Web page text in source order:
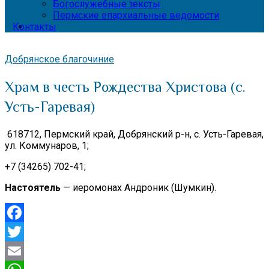
Богослужебные тексты
Пермские епархиальные ведомости
Контакты
Добрянское благочиние
Храм в честь Рождества Христова (с.
Усть-Гаревая)
618712, Пермский край, Добрянский р-н, с. Усть-Гаревая,
ул. Коммунаров, 1;
+7 (34265) 702-41;
Настоятель — иеромонах Андроник (Шумкин).
Facebook
Twitter